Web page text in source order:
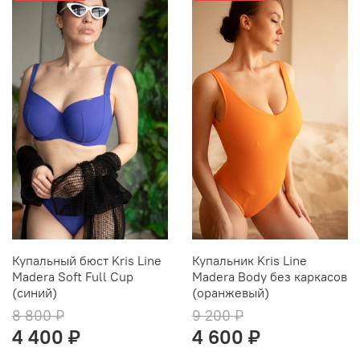
Купальный бюст Kris Line
Madera Soft Full Cup
(синий)
8 800 ₽
4 400 ₽
Купальник Kris Line
Madera Body без каркасов
(оранжевый)
9 200 ₽
4 600 ₽